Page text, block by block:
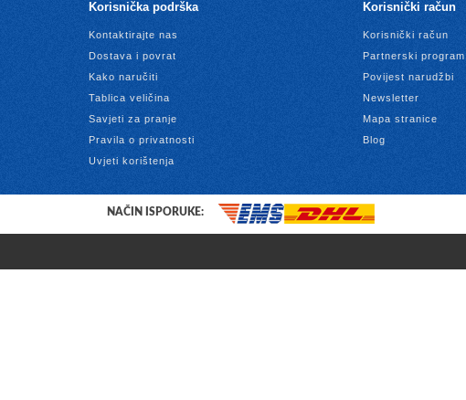
Korisnička podrška
Kontaktirajte nas
Dostava i povrat
Kako naručiti
Tablica veličina
Savjeti za pranje
Pravila o privatnosti
Uvjeti korištenja
Korisnički račun
Korisnički račun
Partnerski program
Povijest narudžbi
Newsletter
Mapa stranice
Blog
NAČIN ISPORUKE: